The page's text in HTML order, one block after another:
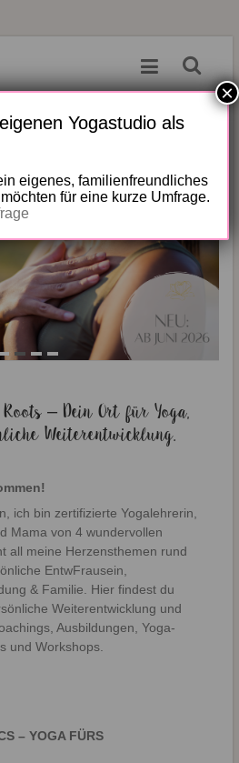
– Dein Ort für Yoga,
Weiterentwicklung.
ich bin zertifizierte Yogalehrerin,
Mama von 4 wundervollen
all meine Herzensthemen rund
EntwFrausein,
& Familie. Hier findest du
Weiterentwicklung und
Ausbildungen, Yoga-
und Workshops.
– YOGA FÜRS
Yogastudio als
eigenes, familienfreundliches
für eine kurze Umfrage.
×